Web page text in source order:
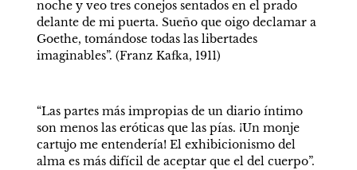
noche y veo tres conejos sentados en el prado
delante de mi puerta. Sueño que oigo declamar a
Goethe, tomándose todas las libertades
imaginables”. (Franz Kafka, 1911)
“Las partes más impropias de un diario íntimo
son menos las eróticas que las pías. ¡Un monje
cartujo me entendería! El exhibicionismo del
alma es más difícil de aceptar que el del cuerpo”.